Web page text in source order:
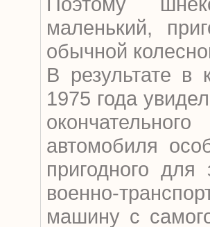
маленький,
обычной
В результате
1975 года
автомобиля
пригодного для
военно-
машину с